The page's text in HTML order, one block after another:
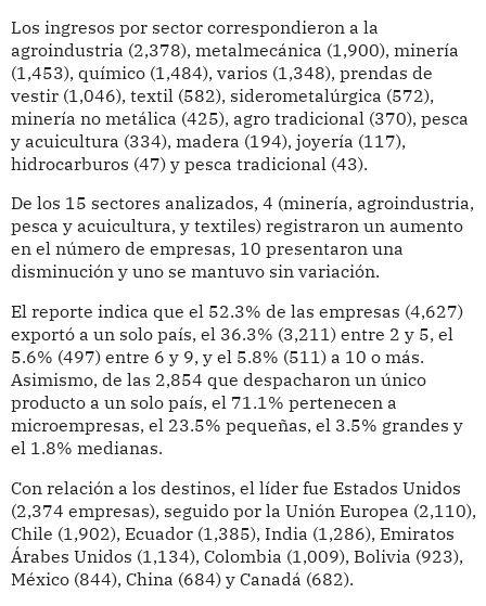
Los ingresos por sector correspondieron a la
agroindustria (2,378), metalmecánica (1,900), minería
(1,453), químico (1,484), varios (1,348), prendas de
vestir (1,046), textil (582), siderometalúrgica (572),
minería no metálica (425), agro tradicional (370), pesca
y acuicultura (334), madera (194), joyería (117),
hidrocarburos (47) y pesca tradicional (43).
De los 15 sectores analizados, 4 (minería, agroindustria,
pesca y acuicultura, y textiles) registraron un aumento
en el número de empresas, 10 presentaron una
disminución y uno se mantuvo sin variación.
El reporte indica que el 52.3% de las empresas (4,627)
exportó a un solo país, el 36.3% (3,211) entre 2 y 5, el
5.6% (497) entre 6 y 9, y el 5.8% (511) a 10 o más.
Asimismo, de las 2,854 que despacharon un único
producto a un solo país, el 71.1% pertenecen a
microempresas, el 23.5% pequeñas, el 3.5% grandes y
el 1.8% medianas.
Con relación a los destinos, el líder fue Estados Unidos
(2,374 empresas), seguido por la Unión Europea (2,110),
Chile (1,902), Ecuador (1,385), India (1,286), Emiratos
Árabes Unidos (1,134), Colombia (1,009), Bolivia (923),
México (844), China (684) y Canadá (682).